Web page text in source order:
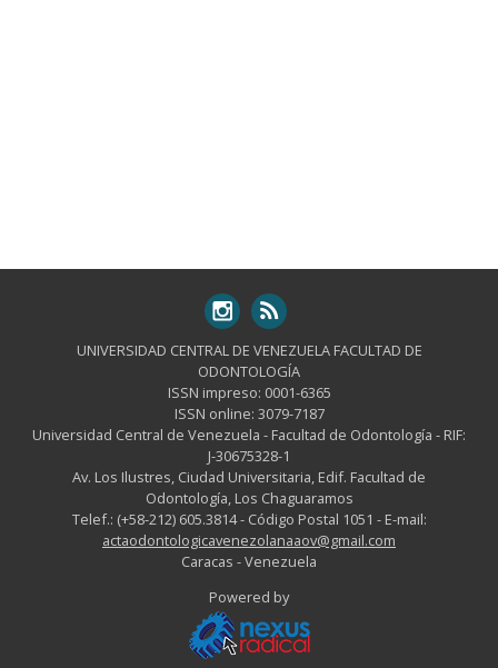
UNIVERSIDAD CENTRAL DE VENEZUELA FACULTAD DE
ODONTOLOGÍA
ISSN impreso: 0001-6365
ISSN online: 3079-7187
Universidad Central de Venezuela - Facultad de Odontología - RIF:
J-30675328-1
Av. Los Ilustres, Ciudad Universitaria, Edif. Facultad de
Odontología, Los Chaguaramos
Telef.: (+58-212) 605.3814 - Código Postal 1051 - E-mail:
actaodontologicavenezolanaaov@gmail.com
Caracas - Venezuela
Powered by